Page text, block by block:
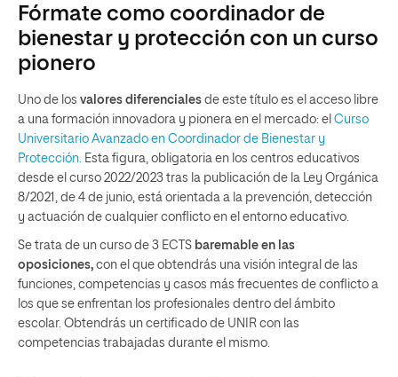
Fórmate como coordinador de
bienestar y protección con un curso
pionero
Uno de los valores diferenciales de este título es el acceso libre
a una formación innovadora y pionera en el mercado: el Curso
Universitario Avanzado en Coordinador de Bienestar y
Protección. Esta figura, obligatoria en los centros educativos
desde el curso 2022/2023 tras la publicación de la Ley Orgánica
8/2021, de 4 de junio, está orientada a la prevención, detección
y actuación de cualquier conflicto en el entorno educativo.
Se trata de un curso de 3 ECTS baremable en las
oposiciones, con el que obtendrás una visión integral de las
funciones, competencias y casos más frecuentes de conflicto a
los que se enfrentan los profesionales dentro del ámbito
escolar. Obtendrás un certificado de UNIR con las
competencias trabajadas durante el mismo.